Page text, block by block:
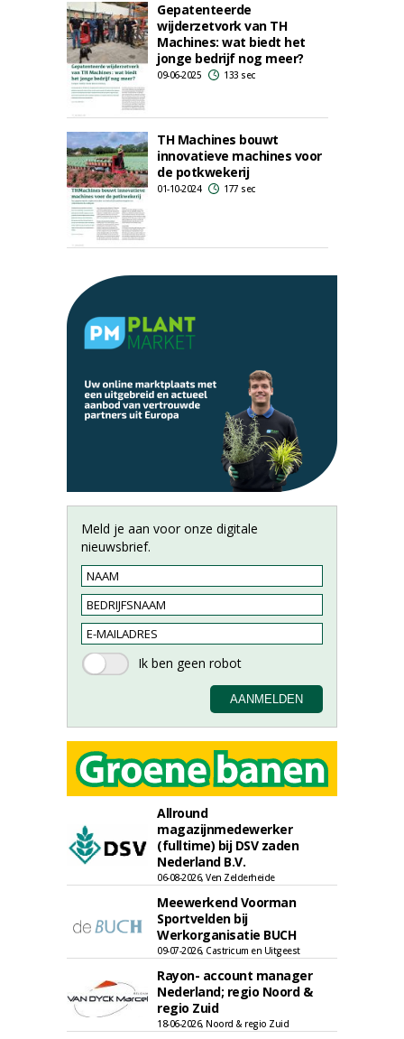
Gepatenteerde
wijderzetvork van TH
Machines: wat biedt het
jonge bedrijf nog meer?
09-06-2025 133 sec
TH Machines bouwt
innovatieve machines voor
de potkwekerij
01-10-2024 177 sec
Meld je aan voor onze digitale
nieuwsbrief.
Allround
magazijnmedewerker
(fulltime) bij DSV zaden
Nederland B.V.
06-08-2026, Ven Zelderheide
Meewerkend Voorman
Sportvelden bij
Werkorganisatie BUCH
09-07-2026, Castricum en Uitgeest
Rayon- account manager
Nederland; regio Noord &
regio Zuid
18-06-2026, Noord & regio Zuid